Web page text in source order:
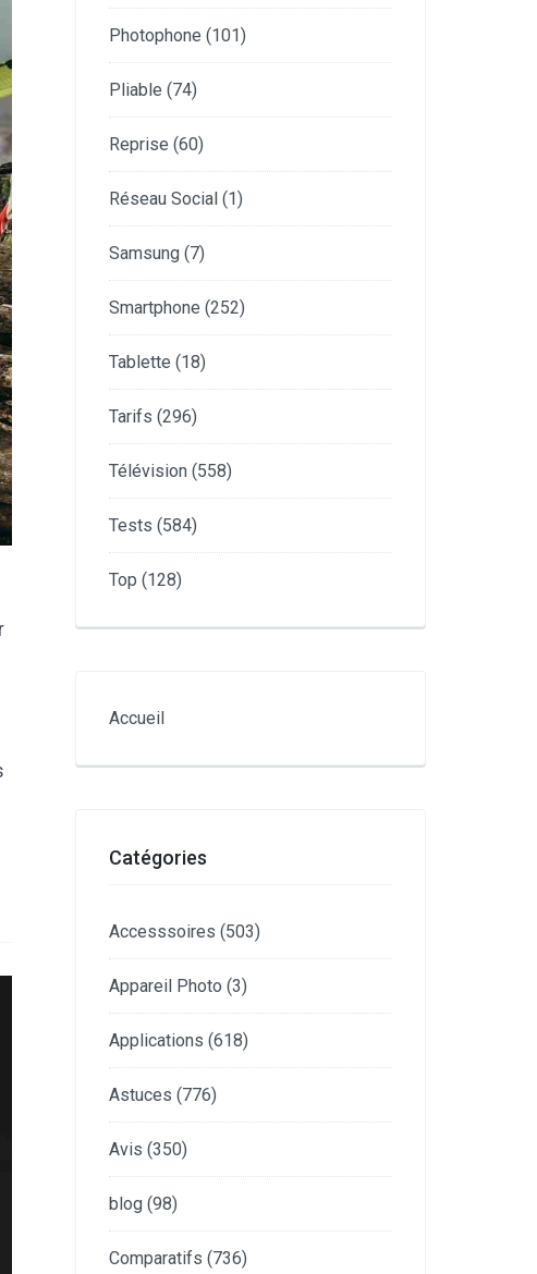
Photophone (101)
Pliable (74)
Reprise (60)
Réseau Social (1)
Samsung (7)
Smartphone (252)
Tablette (18)
Tarifs (296)
Télévision (558)
Tests (584)
Top (128)
Accueil
Catégories
Accesssoires (503)
Appareil Photo (3)
Applications (618)
Astuces (776)
Avis (350)
blog (98)
Comparatifs (736)